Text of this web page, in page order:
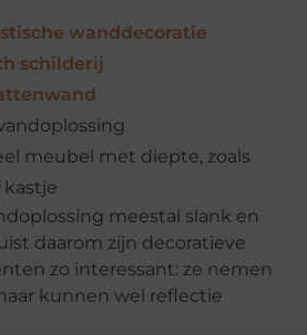
wanddecoratie
schilderij
meubel met diepte, zoals
kastje
meestal slank en
daarom zijn decoratieve
zo interessant: ze nemen
kunnen wel reflectie